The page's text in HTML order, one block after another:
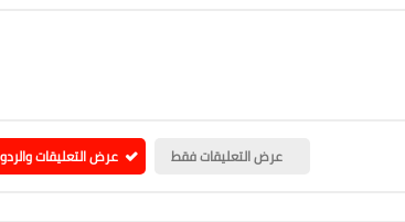
عرض التعليقات فقط عرض التعليقات